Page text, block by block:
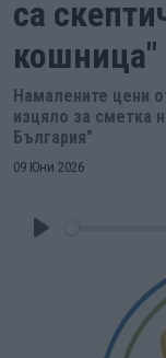
са
кошница"
Намалените цени
изцяло за сметка
България"
09 Юни 2026